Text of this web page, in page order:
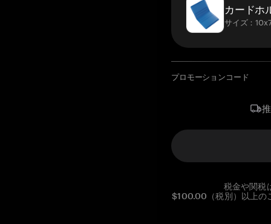
カードホ
サイズ：
プロモーションコード
税金や関税
$100.00（税別）以上の